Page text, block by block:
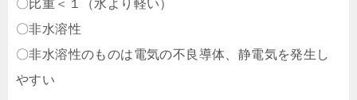
〇比重＜１（水より軽い）
〇非水溶性
〇非水溶性のものは電気の不良導体、静電気を発生し
やすい